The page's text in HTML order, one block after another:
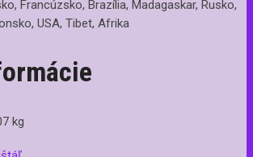
Francúzsko, Brazília, Madagaskar, Rusko,
USA, Tibet, Afrika
kg